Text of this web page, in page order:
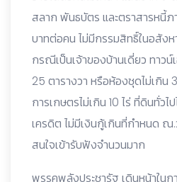
สลาก พันธบัตร และตราสารหนี้ภ
บาทต่อคน ไม่มีกรรมสิทธิ์ในอสัง
กรณีเป็นเจ้าของบ้านเดี่ยว ทาว
25 ตารางวา หรือห้องชุดไม่เกิน
การเกษตรไม่เกิน 10 ไร่ ที่ดินทั่วไ
เครดิต ไม่มีเงินกู้เกินที่กำหนด ณ
สนใจเข้ารับฟังจำนวนมาก
พรรคพลังประชารัฐ เดินหน้าในก